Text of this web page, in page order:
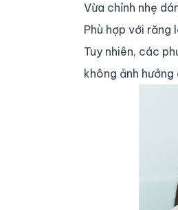
Vừa chỉnh nhẹ
Phù hợp với răng
Tuy nhiên, các
không ảnh